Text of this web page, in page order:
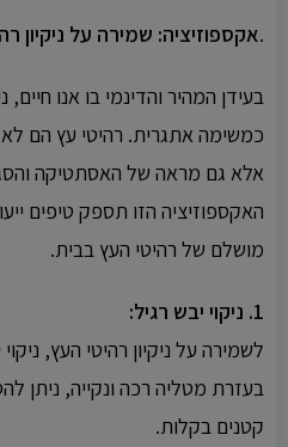
.אקספוזיציה: שמירה על ניקיון
בעידן המהיר והדינמי בו אנו חיים,
כמשימה אתגרית. רהיטי עץ הם
אלא גם מראה של האסתטיקה
האקספוזיציה הזו תספק טיפים
מושלם של רהיטי העץ בבית.
1. ניקוי יבש רגיל:
לשמירה על ניקיון רהיטי העץ,
בעזרת מטליה רכה ונקייה, ניתן
קטנים בקלות.